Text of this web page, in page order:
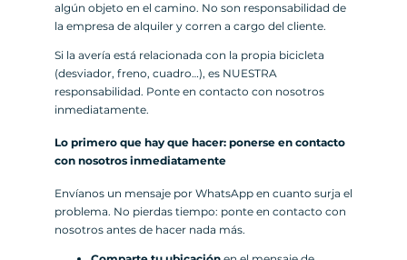
algún objeto en el camino. No son responsabilidad de
la empresa de alquiler y corren a cargo del cliente.
Si la avería está relacionada con la propia bicicleta
(desviador, freno, cuadro…), es NUESTRA
responsabilidad. Ponte en contacto con nosotros
inmediatamente.
Lo primero que hay que hacer: ponerse en contacto
con nosotros inmediatamente
Envíanos un mensaje por WhatsApp en cuanto surja el
problema. No pierdas tiempo: ponte en contacto con
nosotros antes de hacer nada más.